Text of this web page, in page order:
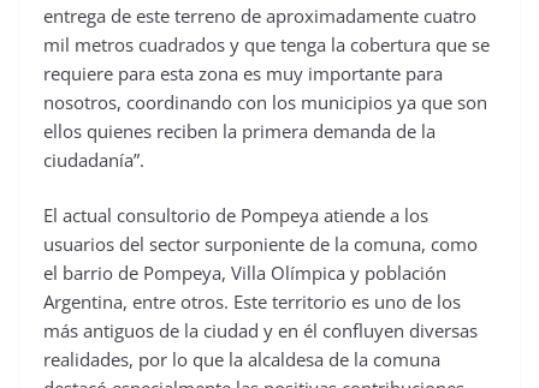
entrega de este terreno de aproximadamente cuatro
mil metros cuadrados y que tenga la cobertura que se
requiere para esta zona es muy importante para
nosotros, coordinando con los municipios ya que son
ellos quienes reciben la primera demanda de la
ciudadanía”.
El actual consultorio de Pompeya atiende a los
usuarios del sector surponiente de la comuna, como
el barrio de Pompeya, Villa Olímpica y población
Argentina, entre otros. Este territorio es uno de los
más antiguos de la ciudad y en él confluyen diversas
realidades, por lo que la alcaldesa de la comuna